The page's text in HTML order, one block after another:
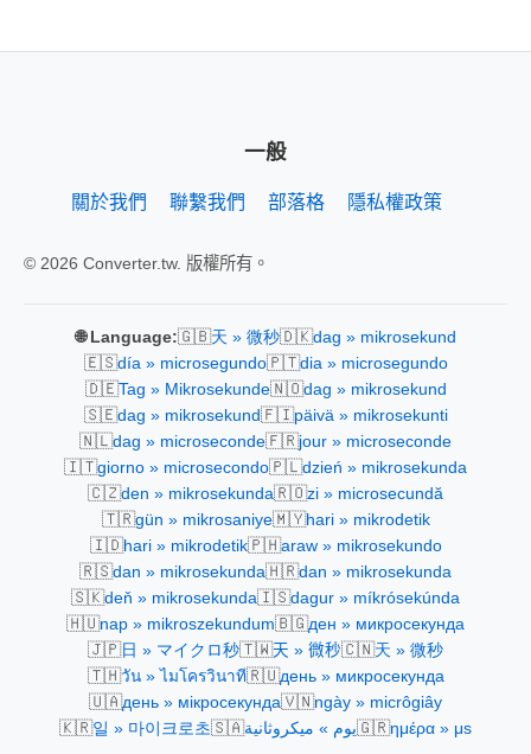
一般
關於我們 聯繫我們 部落格 隱私權政策
© 2026 Converter.tw. 版權所有。
🌐 Language:🇬🇧天 » 微秒🇩🇰dag » mikrosekund
🇪🇸día » microsegundo🇵🇹dia » microsegundo
🇩🇪Tag » Mikrosekunde🇳🇴dag » mikrosekund
🇸🇪dag » mikrosekund🇫🇮päivä » mikrosekunti
🇳🇱dag » microseconde🇫🇷jour » microseconde
🇮🇹giorno » microsecondo🇵🇱dzień » mikrosekunda
🇨🇿den » mikrosekunda🇷🇴zi » microsecundă
🇹🇷gün » mikrosaniye🇲🇾hari » mikrodetik
🇮🇩hari » mikrodetik🇵🇭araw » mikrosekundo
🇷🇸dan » mikrosekunda🇭🇷dan » mikrosekunda
🇸🇰deň » mikrosekunda🇮🇸dagur » míkrósekúnda
🇭🇺nap » mikroszekundum🇧🇬ден » микросекунда
🇯🇵日 » マイクロ秒🇹🇼天 » 微秒🇨🇳天 » 微秒
🇹🇭วัน » ไมโครวินาที🇷🇺день » микросекунда
🇺🇦день » мікросекунда🇻🇳ngày » micrôgiây
🇰🇷일 » 마이크로초🇸🇦يوم » ميكروثانية🇬🇷ημέρα » μs